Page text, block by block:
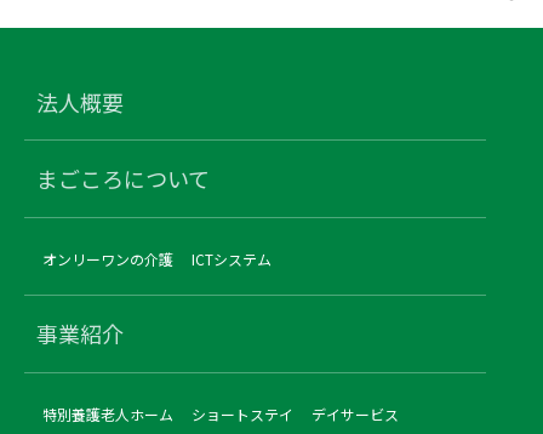
法人概要
まごころについて
オンリーワンの介護 ICTシステム
事業紹介
特別養護老人ホーム ショートステイ
デイサービス